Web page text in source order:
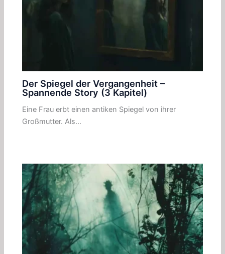
Der Spiegel der Vergangenheit –
Spannende Story (3 Kapitel)
Eine Frau erbt einen antiken Spiegel von ihrer
Großmutter. Als…